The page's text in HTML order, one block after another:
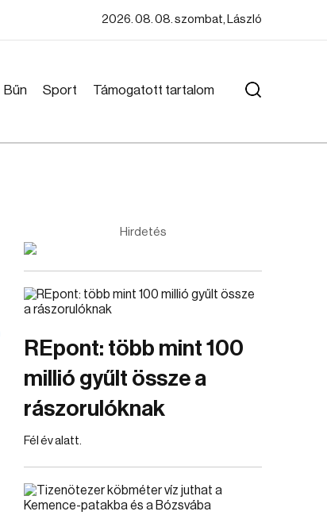
2026. 08. 08. szombat, László
Bűn Sport Támogatott tartalom
Hirdetés
REpont: több mint 100
millió gyűlt össze a
rászorulóknak
Fél év alatt.